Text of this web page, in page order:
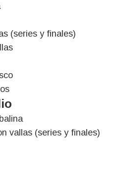
(series y finales)
vallas (series y finales)